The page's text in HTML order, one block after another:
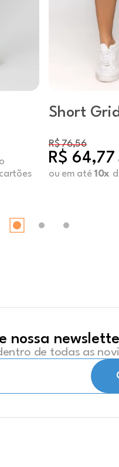
Short
R$ 76,56
R$ 64,77
ou em até 10x
nossa
de todas as